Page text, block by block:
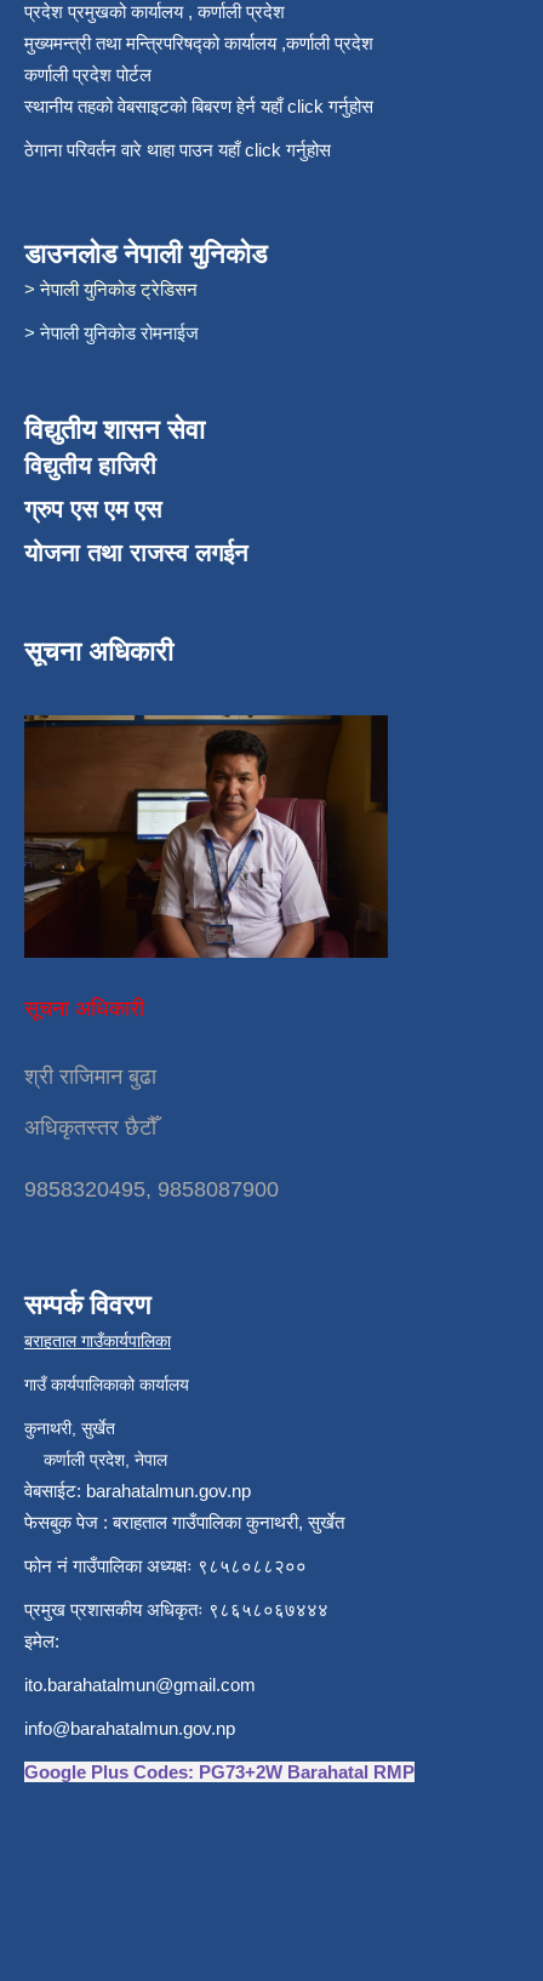
प्रदेश प्रमुखको कार्यालय , कर्णाली प्रदेश
मुख्यमन्त्री तथा मन्त्रिपरिषद्को कार्यालय ,कर्णाली प्रदेश
कर्णाली प्रदेश पोर्टल
स्थानीय तहको वेबसाइटको बिबरण हेर्न यहाँ click गर्नुहोस
ठेगाना परिवर्तन वारे थाहा पाउन यहाँ click गर्नुहोस
डाउनलोड नेपाली युनिकोड
> नेपाली युनिकोड ट्रेडिसन
> नेपाली युनिकोड रोमनाईज
विद्युतीय शासन सेवा
विद्युतीय हाजिरी
ग्रुप एस एम एस
योजना तथा राजस्व लगईन
सूचना अधिकारी
सूचना अधिकारी
श्री राजिमान बुढा
अधिकृतस्तर छैटौँ
9858320495, 9858087900
सम्पर्क विवरण
बराहताल गाउँकार्यपालिका
गाउँ कार्यपालिकाको कार्यालय
कुनाथरी, सुर्खेत
कर्णाली प्रदेश, नेपाल
वेबसाईट: barahatalmun.gov.np
फेसबुक पेज : बराहताल गाउँपालिका कुनाथरी, सुर्खेत
फोन नं गाउँपालिका अध्यक्षः ९८५८०८८२००
प्रमुख प्रशासकीय अधिकृतः ९८६५८०६७४४४
इमेल:
ito.barahatalmun@gmail.com
info@barahatalmun.gov.np
Google Plus Codes: PG73+2W Barahatal RMP